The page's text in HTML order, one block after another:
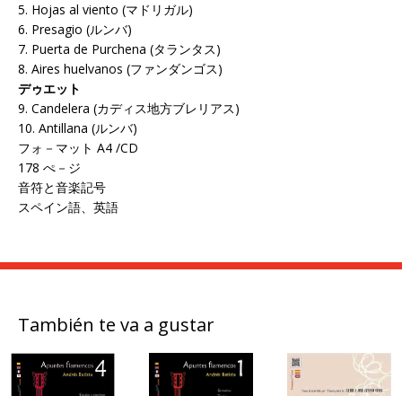
5. Hojas al viento (マドリガル)
6. Presagio (ルンバ)
7. Puerta de Purchena (タランタス)
8. Aires huelvanos (ファンダンゴス)
デゥエット
9. Candelera (カディス地方ブレリアス)
10. Antillana (ルンバ)
フォ－マット A4 /CD
178 ぺ－ジ
音符と音楽記号
スペイン語、英語
También te va a gustar